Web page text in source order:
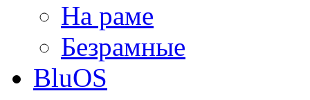
На раме
Безрамные
BluOS